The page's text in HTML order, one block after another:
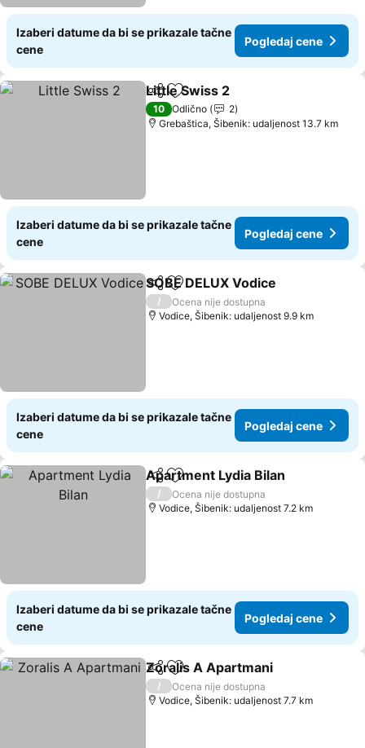
Izaberi datume da bi se prikazale tačne
cene
Pogledaj cene
Deli Dodati u favorite
Little Swiss 2
10 Odlično
2
Grebaštica, Šibenik: udaljenost 13.7 km
Izaberi datume da bi se prikazale tačne
cene
Pogledaj cene
Deli Dodati u favorite
SOBE DELUX Vodice
/
Ocena nije dostupna
Vodice, Šibenik: udaljenost 9.9 km
Izaberi datume da bi se prikazale tačne
cene
Pogledaj cene
Deli Dodati u favorite
Apartment Lydia Bilan
/
Ocena nije dostupna
Vodice, Šibenik: udaljenost 7.2 km
Izaberi datume da bi se prikazale tačne
cene
Pogledaj cene
Deli Dodati u favorite
Zoralis A Apartmani
/
Ocena nije dostupna
Vodice, Šibenik: udaljenost 7.7 km